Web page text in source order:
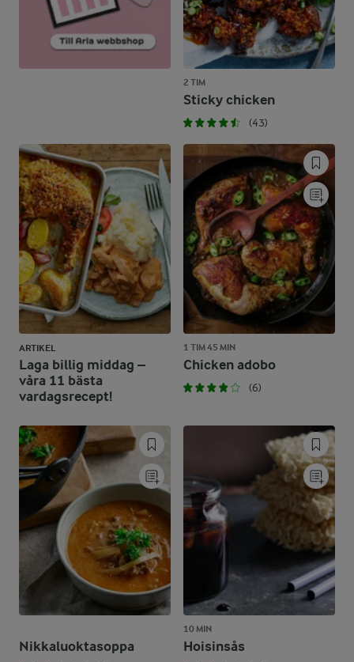
2 TIM
Sticky chicken
(43)
ARTIKEL
Laga billig middag –
våra 11 bästa
vardagsrecept!
1 TIM 45 MIN
Chicken adobo
(6)
Nikkaluoktasoppa
10 MIN
Hoisinsås